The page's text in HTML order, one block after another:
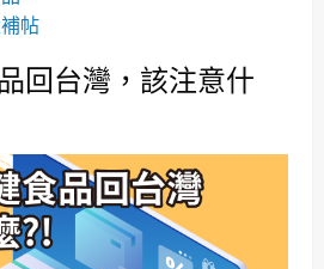
帖
回台灣，該注意什